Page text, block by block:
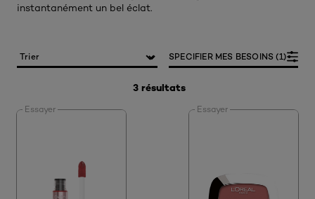
instantanément un bel éclat.
3 résultats
SPECIFIER MES BESOINS (1)
Essayer Essayer